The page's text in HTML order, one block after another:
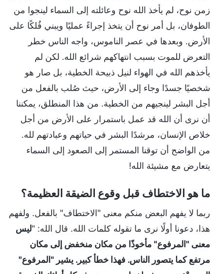
زمن نوح، لم يأخذ الله نوح وعائلته إلى السماء لينجوا من
الطوفان، بل أمر نوح أن يتخذ إجراءً عمليًا ويبني فُلكًا على
الأرض. وبعدها في عصر الناموس، واجه الناس خطر
التعرض للموت بسبب انتهاكهم شرائع الله. لكن لم
يأخذهم الله في الهواء لنيل ذبيحة الخطية، بل صار هو
شخصيًا جسدًا وجاء إلى الأرض، حيث صُلب بالفعل من
أجل البشر لينجيهم من الخطية. من هذا المنطلق، يمكننا
أن نرى أن الله قد عمل باستمرار على الأرض من أجل
خلاص الإنسان، مرشدًا البشر في حياتهم وعبادتهم لله.
من الواضح أن توقنا المستمر إلى الصعود إلى السماء
يتعارض مع مشيئة الله!
ما هو الاختطاف قبل وقوع الضيقة العظيمة؟
ربما لا يفهم البعض منكم معنى "الاختطاف" بالفعل. ولفهم
هذا، دعونا أولًا نرى ما تقوله كلمات الله. قال الله: "ليس
معنى "المرفوع" مأخوذًا من مكان منخفض إلى مكان
مرتفع كما يتصور الناس. فهذا خطأ كبير. يشير "المرفوع"